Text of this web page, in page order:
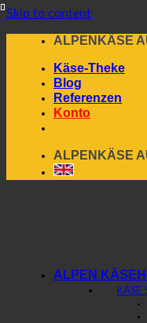
Skip to content
ALPENKÄSE
Käse-Theke
Blog
Referenzen
Konto
ALPENKÄSE
ALPEN KÄSE
KÄSE